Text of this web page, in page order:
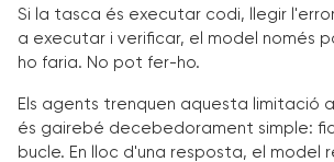
Si la tasca és executar codi, llegir
a executar i verificar, el model només
ho faria. No pot fer-ho.
Els agents trenquen aquesta limitació
és gairebé decebedorament simple:
bucle. En lloc d'una resposta, el model